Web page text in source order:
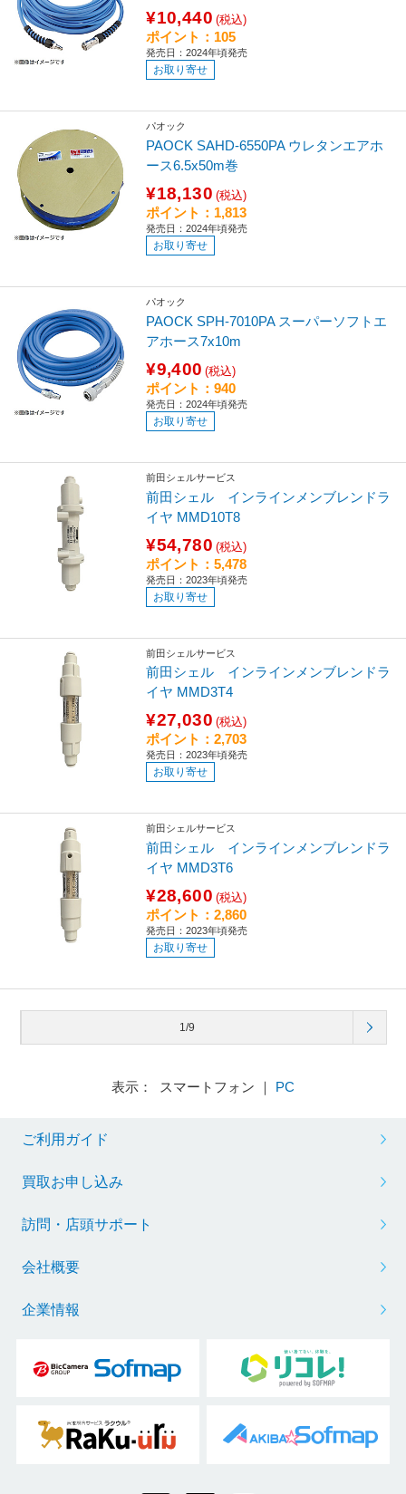
¥10,440 (税込)
ポイント：105
発売日：2024年頃発売
お取り寄せ
パオック
PAOCK SAHD-6550PA ウレタンエアホ
ース6.5x50m巻
¥18,130 (税込)
ポイント：1,813
発売日：2024年頃発売
お取り寄せ
パオック
PAOCK SPH-7010PA スーパーソフトエ
アホース7x10m
¥9,400 (税込)
ポイント：940
発売日：2024年頃発売
お取り寄せ
前田シェルサービス
前田シェル インラインメンブレンドラ
イヤ MMD10T8
¥54,780 (税込)
ポイント：5,478
発売日：2023年頃発売
お取り寄せ
前田シェルサービス
前田シェル インラインメンブレンドラ
イヤ MMD3T4
¥27,030 (税込)
ポイント：2,703
発売日：2023年頃発売
お取り寄せ
前田シェルサービス
前田シェル インラインメンブレンドラ
イヤ MMD3T6
¥28,600 (税込)
ポイント：2,860
発売日：2023年頃発売
お取り寄せ
1/9
表示： スマートフォン ｜ PC
ご利用ガイド
買取お申し込み
訪問・店頭サポート
会社概要
企業情報